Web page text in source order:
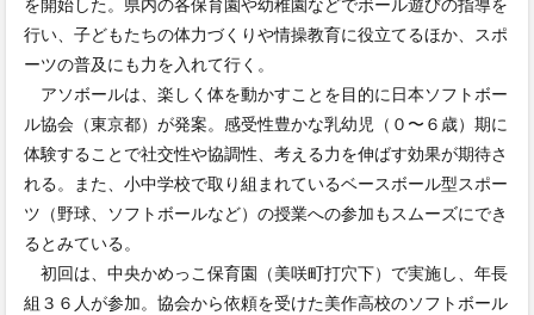
を開始した。県内の各保育園や幼稚園などでボール遊びの指導を
行い、子どもたちの体力づくりや情操教育に役立てるほか、スポ
ーツの普及にも力を入れて行く。
アソボールは、楽しく体を動かすことを目的に日本ソフトボー
ル協会（東京都）が発案。感受性豊かな乳幼児（０〜６歳）期に
体験することで社交性や協調性、考える力を伸ばす効果が期待さ
れる。また、小中学校で取り組まれているベースボール型スポー
ツ（野球、ソフトボールなど）の授業への参加もスムーズにでき
るとみている。
初回は、中央かめっこ保育園（美咲町打穴下）で実施し、年長
組３６人が参加。協会から依頼を受けた美作高校のソフトボール